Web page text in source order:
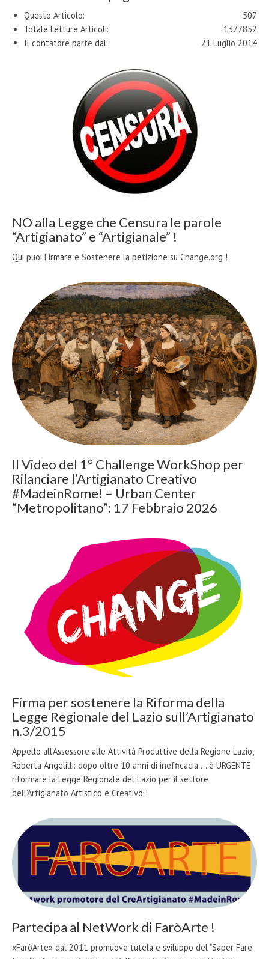
507
Questo Articolo:
1377852
Totale Letture Articoli:
21 Luglio 2014
Il contatore parte dal:
NO alla Legge che Censura le parole
“Artigianato” e “Artigianale” !
Qui puoi Firmare e Sostenere la petizione su Change.org !
Il Video del 1° Challenge WorkShop per
Rilanciare l’Artigianato Creativo
#MadeinRome! – Urban Center
“Metropolitano”: 17 Febbraio 2026
Firma per sostenere la Riforma della
Legge Regionale del Lazio sull’Artigianato
n.3/2015
Appello all’Assessore alle Attività Produttive della Regione Lazio,
Roberta Angelilli: dopo oltre 10 anni di inefficacia ... è URGENTE
riformare la Legge Regionale del Lazio per il settore
dell’Artigianato Artistico e Creativo !
Partecipa al NetWork di FaròArte !
«FaròArte» dal 2011 promuove tutela e sviluppo del "Saper Fare